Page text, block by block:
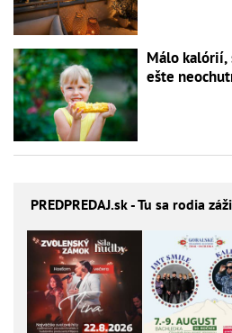
Málo kalórií,
ešte
PREDPREDAJ.sk - Tu sa rodia